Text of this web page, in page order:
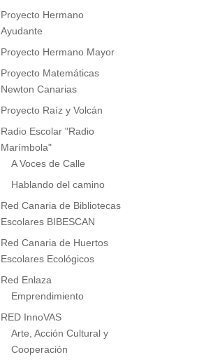
Proyecto Hermano
Ayudante
Proyecto Hermano Mayor
Proyecto Matemáticas
Newton Canarias
Proyecto Raíz y Volcán
Radio Escolar "Radio
Marímbola"
A Voces de Calle
Hablando del camino
Red Canaria de Bibliotecas
Escolares BIBESCAN
Red Canaria de Huertos
Escolares Ecológicos
Red Enlaza
Emprendimiento
RED InnoVAS
Arte, Acción Cultural y
Cooperación